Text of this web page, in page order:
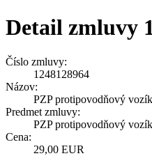
Detail zmluvy
Číslo zmluvy:
1248128964
Názov:
PZP protipovodňový vozík
Predmet zmluvy:
PZP protipovodňový vozík
Cena:
29,00 EUR